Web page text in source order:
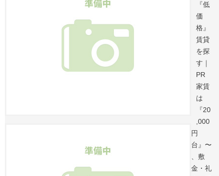
『低
価
格』
賃貸
を探
す｜
PR
家賃
は
『20
,000
円
台』〜
、敷
金・礼